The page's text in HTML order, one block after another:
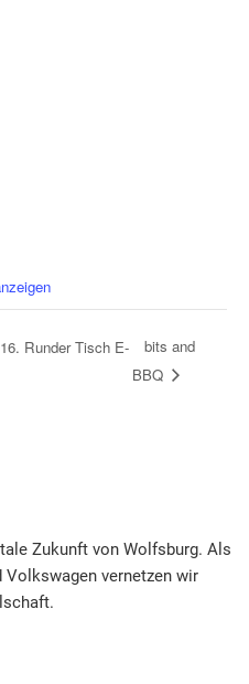
Runder Tisch E-
bits and
BBQ
Zukunft von Wolfsburg. Als
vernetzen wir